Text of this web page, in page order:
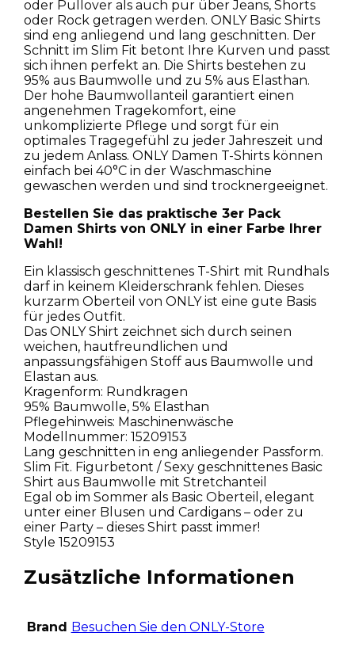
oder Pullover als auch pur über Jeans, Shorts
oder Rock getragen werden. ONLY Basic Shirts
sind eng anliegend und lang geschnitten. Der
Schnitt im Slim Fit betont Ihre Kurven und passt
sich ihnen perfekt an. Die Shirts bestehen zu
95% aus Baumwolle und zu 5% aus Elasthan.
Der hohe Baumwollanteil garantiert einen
angenehmen Tragekomfort, eine
unkomplizierte Pflege und sorgt für ein
optimales Tragegefühl zu jeder Jahreszeit und
zu jedem Anlass. ONLY Damen T-Shirts können
einfach bei 40°C in der Waschmaschine
gewaschen werden und sind trocknergeeignet.
Bestellen Sie das praktische 3er Pack
Damen Shirts von ONLY in einer Farbe Ihrer
Wahl!
Ein klassisch geschnittenes T-Shirt mit Rundhals
darf in keinem Kleiderschrank fehlen. Dieses
kurzarm Oberteil von ONLY ist eine gute Basis
für jedes Outfit.
Das ONLY Shirt zeichnet sich durch seinen
weichen, hautfreundlichen und
anpassungsfähigen Stoff aus Baumwolle und
Elastan aus.
Kragenform: Rundkragen
95% Baumwolle, 5% Elasthan
Pflegehinweis: Maschinenwäsche
Modellnummer: 15209153
Lang geschnitten in eng anliegender Passform.
Slim Fit. Figurbetont / Sexy geschnittenes Basic
Shirt aus Baumwolle mit Stretchanteil
Egal ob im Sommer als Basic Oberteil, elegant
unter einer Blusen und Cardigans – oder zu
einer Party – dieses Shirt passt immer!
Style 15209153
Zusätzliche Informationen
Brand Besuchen Sie den ONLY-Store